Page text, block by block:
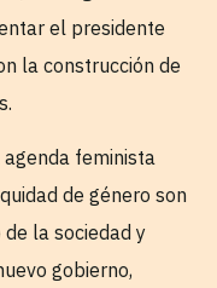
el presidente
la construcción de
feminista
de género son
la sociedad y
gobierno,